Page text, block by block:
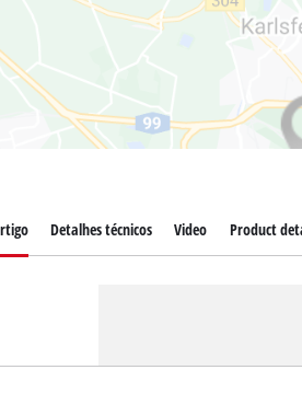
Detalhes técnicos Video Product